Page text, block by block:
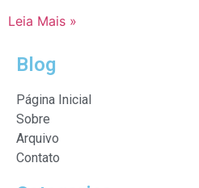
Leia Mais »
Blog
Página Inicial
Sobre
Arquivo
Contato